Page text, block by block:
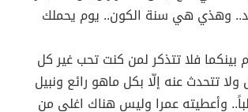
وهذي هي سنة الكون.. يوم يحملك
بينكما فلا تتذكر لمن كنت تحب غير كل
تتحدث عنه إلّا بكل ماهو رائع ونبيل
وأعطيته عمرا وليس هناك اغلى من